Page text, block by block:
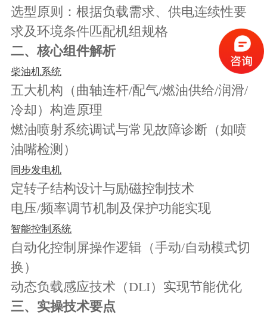
选型原则 ‌：根据负载需求、供电连续性要
求及环境条件匹配机组规格‌
二、核心组件解析
柴油机系统
五大机构（曲轴连杆/配气/燃油供给/润滑/
冷却）构造原理
燃油喷射系统调试与常见故障诊断（如喷
油嘴检测）
同步发电机
定转子结构设计与励磁控制技术
电压/频率调节机制及保护功能实现‌
智能控制系统
自动化控制屏操作逻辑（手动/自动模式切
换）‌
动态负载感应技术（DLI）实现节能优化‌
三、实操技术要点